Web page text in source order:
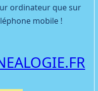
ordinateur que sur
mobile !